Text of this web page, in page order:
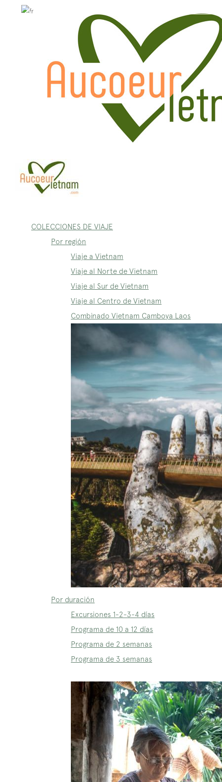
COLECCIONES DE VIAJE
Por región
Viaje a Vietnam
Viaje al Norte de Vietnam
Viaje al Sur de Vietnam
Viaje al Centro de Vietnam
Combinado Vietnam Camboya Laos
Por duración
Excursiones 1-2-3-4 días
Programa de 10 a 12 días
Programa de 2 semanas
Programa de 3 semanas
WhatsApp: +84.909.426.406